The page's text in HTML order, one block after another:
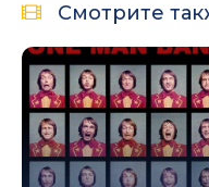
Смотрите